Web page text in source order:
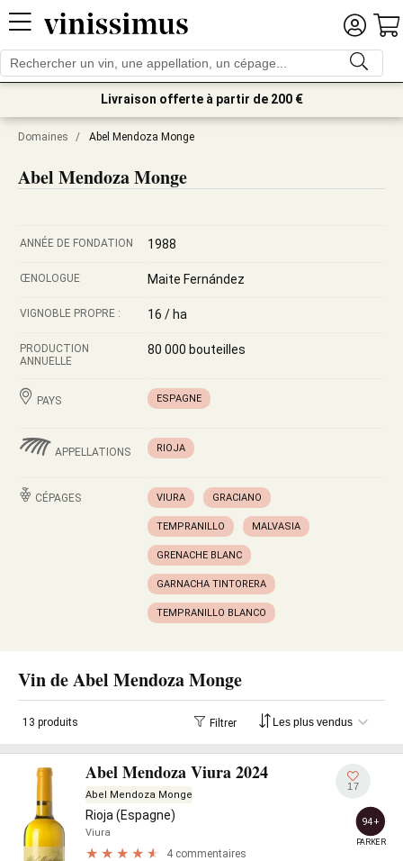
Livraison offerte à partir de 200 €
Domaines / Abel Mendoza Monge
Abel Mendoza Monge
ANNÉE DE FONDATION 1988
ŒNOLOGUE Maite Fernández
VIGNOBLE PROPRE : 16 / ha
PRODUCTION
ANNUELLE
80 000 bouteilles
PAYS ESPAGNE
APPELLATIONS RIOJA
CÉPAGES VIURA GRACIANO
TEMPRANILLO MALVASIA
GRENACHE BLANC
GARNACHA TINTORERA
TEMPRANILLO BLANCO
Vin de Abel Mendoza Monge
13 produits Filtrer
Abel Mendoza Viura 2024
Abel Mendoza Monge
Rioja (Espagne)
Viura
4 commentaires
17
94+
PARKER